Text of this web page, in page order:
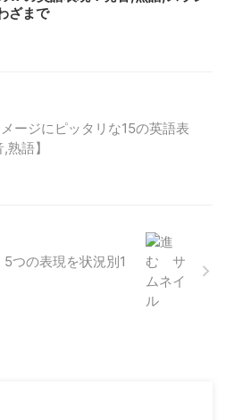
ざまで
ージにピッタリな15の英語表
語】
5つの表現を状況別1